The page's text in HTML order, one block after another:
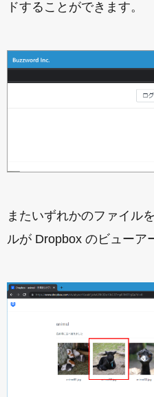
ドすることができます。
またいずれかのファイル
ルが Dropbox のビューア